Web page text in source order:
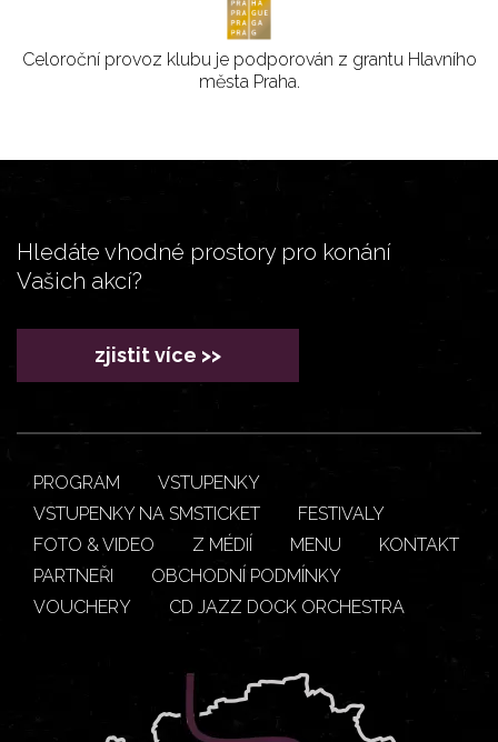
Celoroční provoz klubu je podporován z grantu Hlavního
města Praha.
Hledáte vhodné prostory pro konání
Vašich akcí?
zjistit více >>
PROGRAM
VSTUPENKY
VSTUPENKY NA SMSTICKET
FESTIVALY
FOTO & VIDEO
Z MÉDIÍ MENU
KONTAKT
PARTNEŘI
OBCHODNÍ PODMÍNKY
VOUCHERY
CD JAZZ DOCK ORCHESTRA